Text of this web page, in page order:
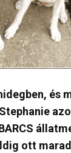
és
ott